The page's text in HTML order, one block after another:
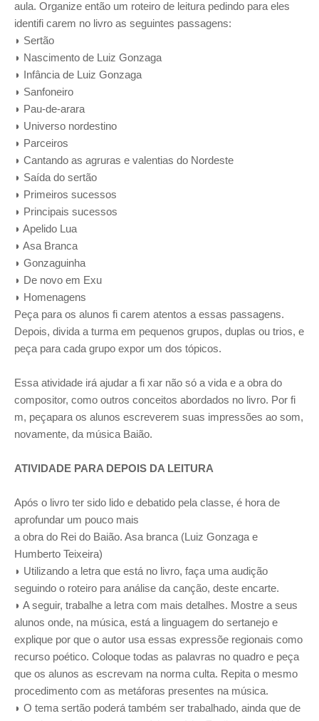
aula. Organize então um roteiro de leitura pedindo para eles
identifi carem no livro as seguintes passagens:
◗ Sertão
◗ Nascimento de Luiz Gonzaga
◗ Infância de Luiz Gonzaga
◗ Sanfoneiro
◗ Pau-de-arara
◗ Universo nordestino
◗ Parceiros
◗ Cantando as agruras e valentias do Nordeste
◗ Saída do sertão
◗ Primeiros sucessos
◗ Principais sucessos
◗ Apelido Lua
◗ Asa Branca
◗ Gonzaguinha
◗ De novo em Exu
◗ Homenagens
Peça para os alunos fi carem atentos a essas passagens.
Depois, divida a turma em pequenos grupos, duplas ou trios, e
peça para cada grupo expor um dos tópicos.
Essa atividade irá ajudar a fi xar não só a vida e a obra do
compositor, como outros conceitos abordados no livro. Por fi
m, peçapara os alunos escreverem suas impressões ao som,
novamente, da música Baião.
ATIVIDADE PARA DEPOIS DA LEITURA
Após o livro ter sido lido e debatido pela classe, é hora de
aprofundar um pouco mais
a obra do Rei do Baião. Asa branca (Luiz Gonzaga e
Humberto Teixeira)
◗ Utilizando a letra que está no livro, faça uma audição
seguindo o roteiro para análise da canção, deste encarte.
◗ A seguir, trabalhe a letra com mais detalhes. Mostre a seus
alunos onde, na música, está a linguagem do sertanejo e
explique por que o autor usa essas expressõe regionais como
recurso poético. Coloque todas as palavras no quadro e peça
que os alunos as escrevam na norma culta. Repita o mesmo
procedimento com as metáforas presentes na música.
◗ O tema sertão poderá também ser trabalhado, ainda que de